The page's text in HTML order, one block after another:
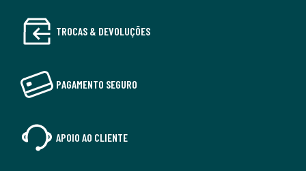
TROCAS & DEVOLUÇÕES
PAGAMENTO SEGURO
APOIO AO CLIENTE